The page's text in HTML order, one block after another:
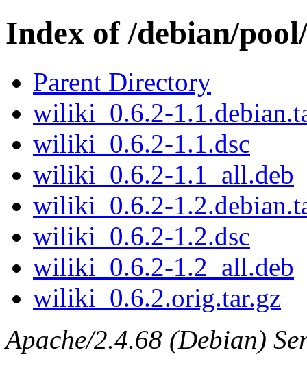
Index of /debian/
Parent Directory
wiliki_0.6.2-
wiliki_0.6.2-1.1.dsc
wiliki_0.6.2-1.1_all.deb
wiliki_0.6.2-
wiliki_0.6.2-1.2.dsc
wiliki_0.6.2-1.2_all.deb
wiliki_0.6.2.orig.tar.gz
Apache/2.4.68 (Debian)